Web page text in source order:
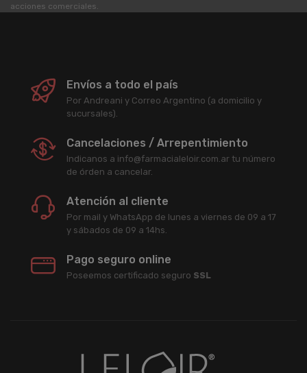
acciones comerciales.
Envíos a todo el país
Por Andreani y Correo Argentino (a domicilio y
sucursales).
Cancelaciones / Arrepentimiento
Indicanos a info@farmacialeloir.com.ar tu número
de órden a cancelar.
Atención al cliente
Por mail y WhatsApp de lunes a viernes de 09 a 17
y sábados de 09 a 14hs.
Pago seguro online
Poseemos certificado seguro SSL